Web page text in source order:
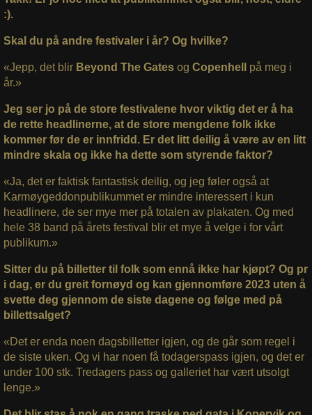
:).
Skal du på andre festivaler i år? Og hvilke?
«Jepp, det blirBeyond The Gatesog Copenhell på meg i
år.»
Jeg ser jo på de store festivalene hvor viktig det er å ha
de rette headlinerne, at de store mengdene folk ikke
kommer før de er innfridd. Er det litt deilig å være av en litt
mindre skala og ikke ha dette som styrende faktor?
«Ja, det er faktisk fantastisk deilig, og jeg føler også at
Karmøygeddonpublikummet er mindre interessert i kun
headlinere, de ser mye mer på totalen av plakaten. Og med
hele 38 band på årets festival blir et mye å velge i for vårt
publikum.»
Sitter du på billetter til folk som ennå ikke har kjøpt? Og pr
i dag, er du greit fornøyd og kan gjennomføre 2023 uten å
svette deg gjennom de siste dagene og følge med på
billettsalget?
«Det er enda noen dagsbilletter igjen, og de går som regel i
de siste uken. Og vi har noen få todagerspass igjen, og det er
under 100 stk. Tredagers pass og galleriet har vært utsolgt
lenge.»